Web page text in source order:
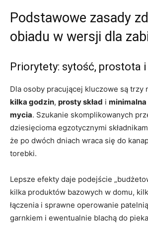
Podstawowe zasady
obiadu w wersji dla
Priorytety: sytość, prostota i
Dla osoby pracującej kluczowe są trzy
kilka godzin, prosty skład i
mycia. Szukanie skomplikowanych
dziesięcioma egzotycznymi
że po dwóch dniach wraca się do
torebki.
Lepsze efekty daje podejście
kilka produktów bazowych w domu,
łączenia i sprawne operowanie
garnkiem i ewentualnie blachą do